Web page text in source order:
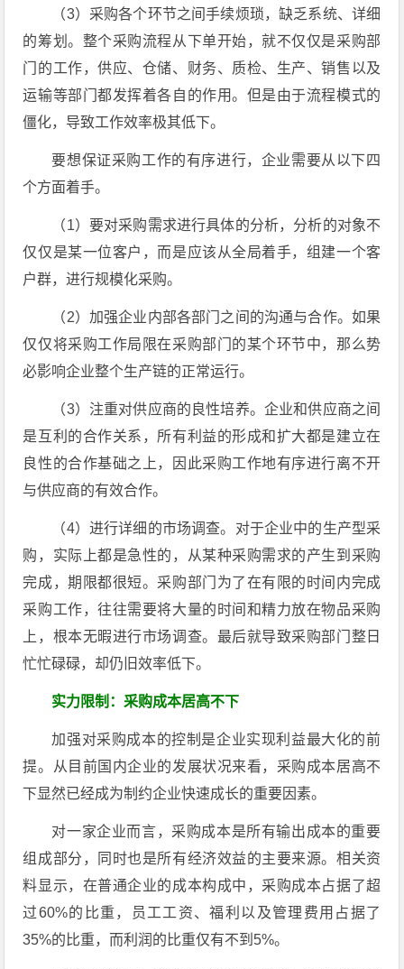
（3）采购各个环节之间手续烦琐，缺乏系统、详细
的筹划。整个采购流程从下单开始，就不仅仅是采购部
门的工作，供应、仓储、财务、质检、生产、销售以及
运输等部门都发挥着各自的作用。但是由于流程模式的
僵化，导致工作效率极其低下。
要想保证采购工作的有序进行，企业需要从以下四
个方面着手。
（1）要对采购需求进行具体的分析，分析的对象不
仅仅是某一位客户，而是应该从全局着手，组建一个客
户群，进行规模化采购。
（2）加强企业内部各部门之间的沟通与合作。如果
仅仅将采购工作局限在采购部门的某个环节中，那么势
必影响企业整个生产链的正常运行。
（3）注重对供应商的良性培养。企业和供应商之间
是互利的合作关系，所有利益的形成和扩大都是建立在
良性的合作基础之上，因此采购工作地有序进行离不开
与供应商的有效合作。
（4）进行详细的市场调查。对于企业中的生产型采
购，实际上都是急性的，从某种采购需求的产生到采购
完成，期限都很短。采购部门为了在有限的时间内完成
采购工作，往往需要将大量的时间和精力放在物品采购
上，根本无暇进行市场调查。最后就导致采购部门整日
忙忙碌碌，却仍旧效率低下。
实力限制：采购成本居高不下
加强对采购成本的控制是企业实现利益最大化的前
提。从目前国内企业的发展状况来看，采购成本居高不
下显然已经成为制约企业快速成长的重要因素。
对一家企业而言，采购成本是所有输出成本的重要
组成部分，同时也是所有经济效益的主要来源。相关资
料显示，在普通企业的成本构成中，采购成本占据了超
过60%的比重，员工工资、福利以及管理费用占据了
35%的比重，而利润的比重仅有不到5%。